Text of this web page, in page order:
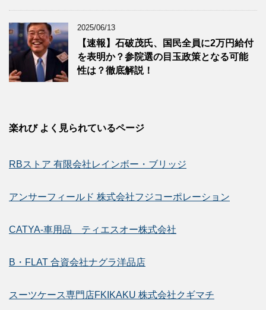
2025/06/13
【速報】石破茂氏、国民全員に2万円給付
を表明か？参院選の目玉政策となる可能
性は？徹底解説！
楽れび よく見られているページ
RBストア 有限会社レインボー・ブリッジ
アンサーフィールド 株式会社フジコーポレーション
CATYA-車用品 ティエスオー株式会社
B・FLAT 合資会社ナグラ洋品店
スーツケース専門店FKIKAKU 株式会社クギマチ